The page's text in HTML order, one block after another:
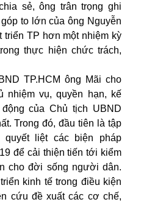
sẻ, ông trân trọng ghi
to lớn của ông Nguyễn
triển TP hơn một nhiệm kỳ
thực hiện chức trách,
TP.HCM ông Mãi cho
nhiệm vụ, quyền hạn, kế
của Chủ tịch UBND
Trong đó, đầu tiên là tập
quyết liệt các biện pháp
để cải thiện tiến tới kiểm
cho đời sống người dân.
kinh tế trong điều kiện
cứu đề xuất các cơ chế,